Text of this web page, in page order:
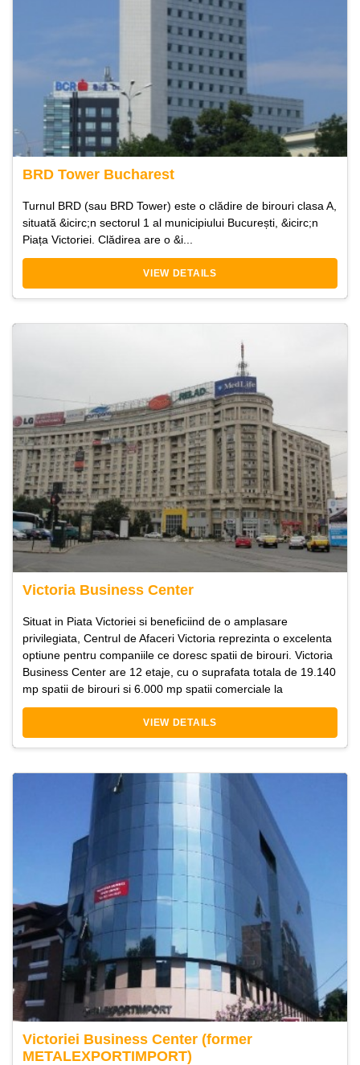
BRD Tower Bucharest
Turnul BRD (sau BRD Tower) este o clădire de birouri clasa A,
situată &icirc;n sectorul 1 al municipiului București, &icirc;n
Piața Victoriei. Clădirea are o &i...
VIEW DETAILS
Victoria Business Center
Situat in Piata Victoriei si beneficiind de o amplasare
privilegiata, Centrul de Afaceri Victoria reprezinta o excelenta
optiune pentru companiile ce doresc spatii de birouri. Victoria
Business Center are 12 etaje, cu o suprafata totala de 19.140
mp spatii de birouri si 6.000 mp spatii comerciale la
VIEW DETAILS
Victoriei Business Center (former
METALEXPORTIMPORT)